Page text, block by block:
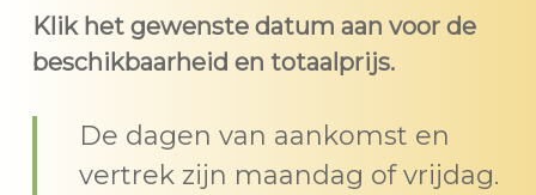
Klik het gewenste datum aan voor de
beschikbaarheid en totaalprijs.
De dagen van aankomst en
vertrek zijn maandag of vrijdag.